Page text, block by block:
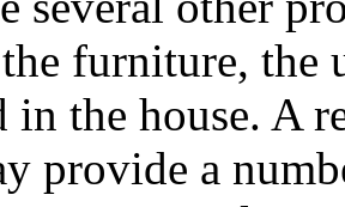
furniture, the
in the house. A
provide a